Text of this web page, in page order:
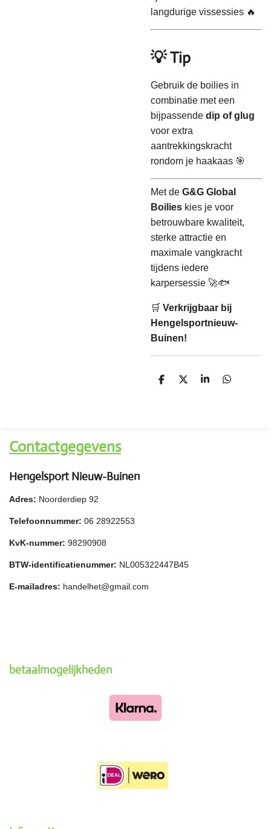
langdurige vissessies 🔥
💡 Tip
Gebruik de boilies in
combinatie met een
bijpassende dip of glug
voor extra
aantrekkingskracht
rondom je haakaas 🎯
Met de G&G Global
Boilies kies je voor
betrouwbare kwaliteit,
sterke attractie en
maximale vangkracht
tijdens iedere
karpersessie 🚀🐟
🛒 Verkrijgbaar bij
Hengelsportnieuw-
Buinen!
D
D
S
D
Contactgegevens
Hengelsport Nieuw-Buinen
Adres: Noorderdiep 92
Telefoonnummer: 06 28922553
KvK-nummer: 98290908
BTW-identificatienummer: NL005322447B45
E-mailadres: handelhet@gmail.com
betaalmogelijkheden